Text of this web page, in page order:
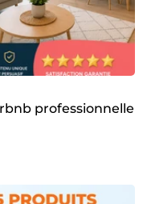
professionnelle